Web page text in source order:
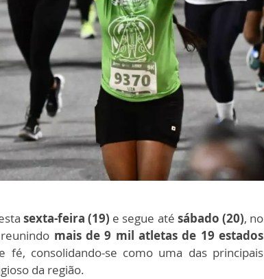
sexta-feira (19) e segue até sábado (20), no
mais de 9 mil atletas de 19 estados
fé, consolidando-se como uma das principais
da região.